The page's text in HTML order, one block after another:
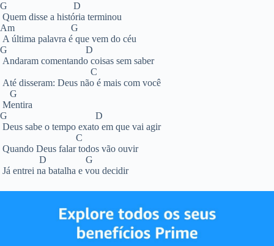
G D
Quem disse a história terminou
Am G
A última palavra é que vem do céu
G D
Andaram comentando coisas sem saber
C
Até disseram: Deus não é mais com você
G
Mentira
G D
Deus sabe o tempo exato em que vai agir
C
Quando Deus falar todos vão ouvir
D G
Já entrei na batalha e vou decidir